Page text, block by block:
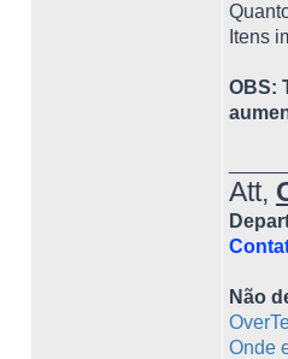
Itens
OBS:
Att,
Não
Onde